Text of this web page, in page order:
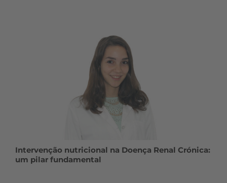
Intervenção nutricional na Doença Renal Crónica:
um pilar fundamental